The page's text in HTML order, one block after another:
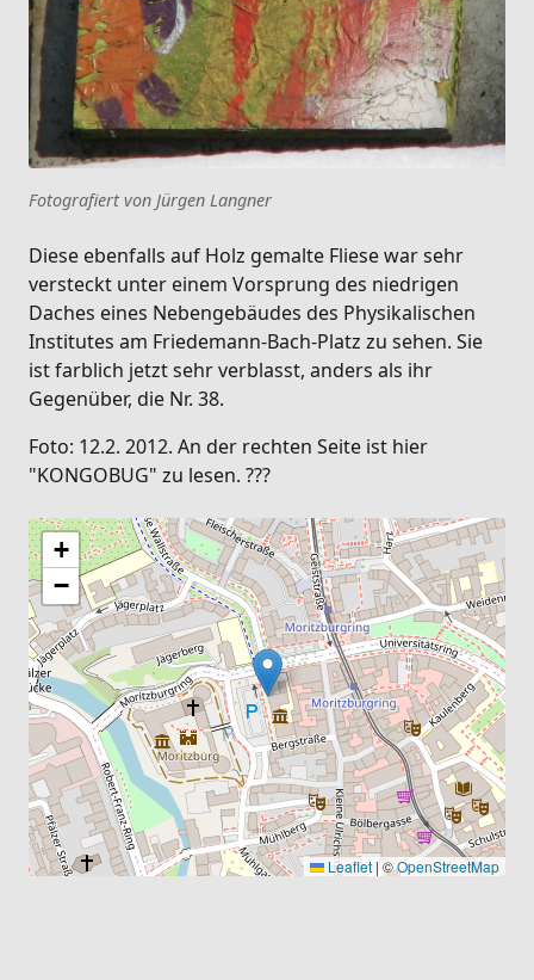
Fotografiert von Jürgen Langner
Diese ebenfalls auf Holz gemalte Fliese war sehr
versteckt unter einem Vorsprung des niedrigen
Daches eines Nebengebäudes des Physikalischen
Institutes am Friedemann-Bach-Platz zu sehen. Sie
ist farblich jetzt sehr verblasst, anders als ihr
Gegenüber, die Nr. 38.
Foto: 12.2. 2012. An der rechten Seite ist hier
"KONGOBUG" zu lesen. ???
+
−
Leaflet | ©OpenStreetMap